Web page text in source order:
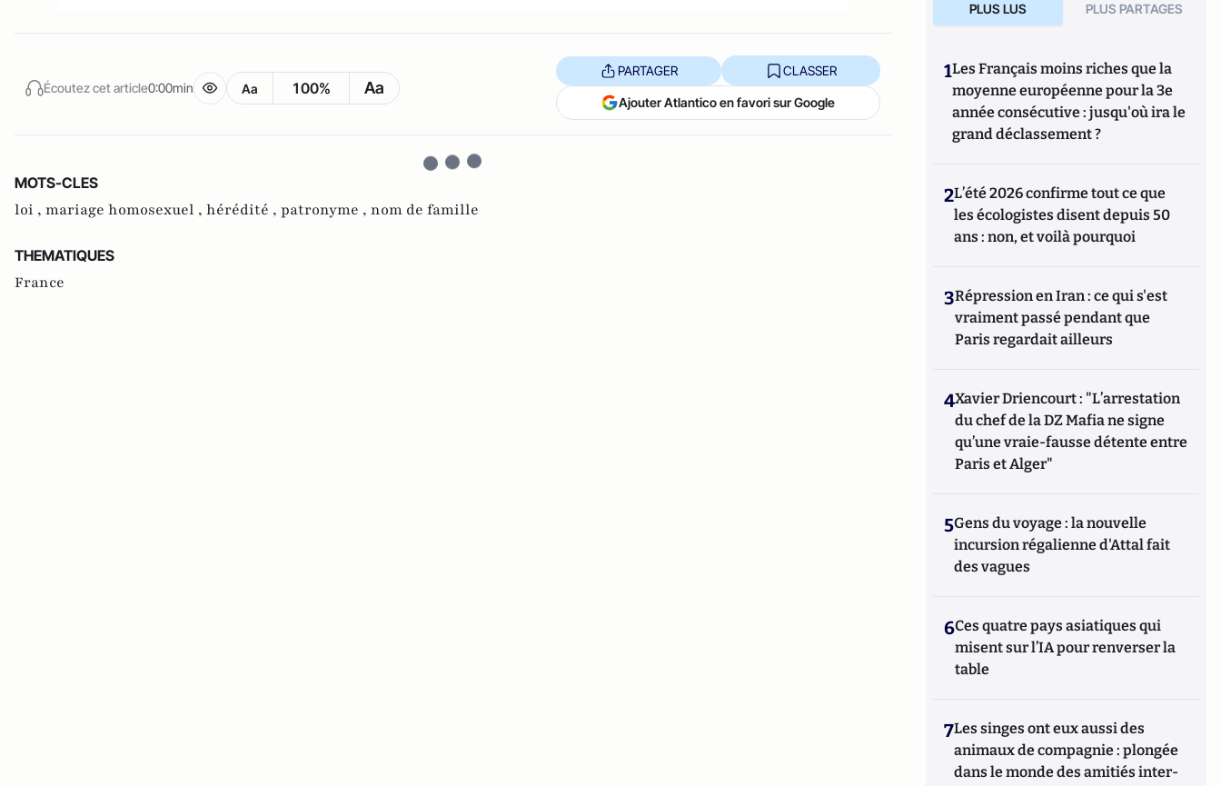
Écoutez cet article0:00min Aa 100% Aa
PARTAGER CLASSER
Ajouter Atlantico en favori sur Google
MOTS-CLES
loi , mariage homosexuel , hérédité , patronyme , nom de famille
THEMATIQUES
France
PLUS LUS PLUS PARTAGES
1Les Français moins riches que la
moyenne européenne pour la 3e
année consécutive : jusqu'où ira le
grand déclassement ?
2L’été 2026 confirme tout ce que
les écologistes disent depuis 50
ans : non, et voilà pourquoi
3Répression en Iran : ce qui s'est
vraiment passé pendant que
Paris regardait ailleurs
4Xavier Driencourt : "L’arrestation
du chef de la DZ Mafia ne signe
qu’une vraie-fausse détente entre
Paris et Alger"
5Gens du voyage : la nouvelle
incursion régalienne d'Attal fait
des vagues
6Ces quatre pays asiatiques qui
misent sur l’IA pour renverser la
table
7Les singes ont eux aussi des
animaux de compagnie : plongée
dans le monde des amitiés inter-